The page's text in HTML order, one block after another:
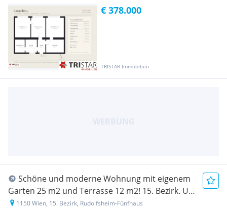
TRISTAR Immobilien
€ 378.000
Schöne und moderne Wohnung mit eigenem
Garten 25 m2 und Terrasse 12 m2! 15. Bezirk. U3
und U6!
1150 Wien, 15. Bezirk, Rudolfsheim-Fünfhaus